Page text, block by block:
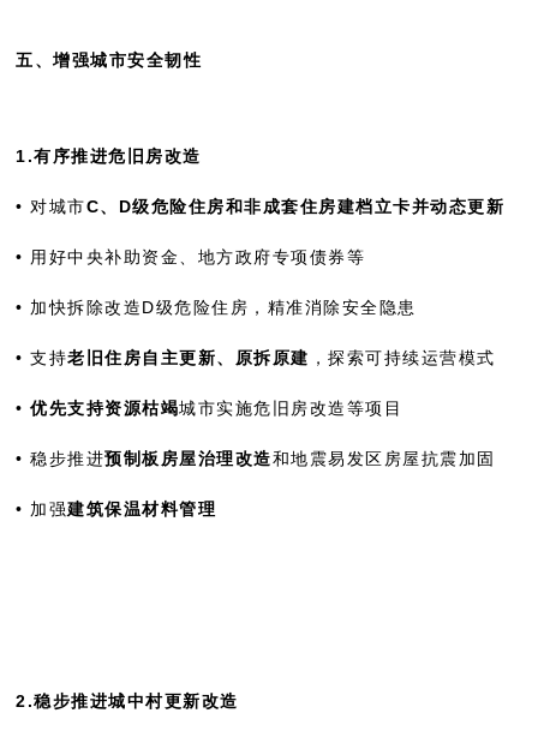
五、增强城市安全韧性
1.有序推进危旧房改造
• 对城市C、D级危险住房和非成套住房建档立卡并动态更新
• 用好中央补助资金、地方政府专项债券等
• 加快拆除改造D级危险住房，精准消除安全隐患
• 支持老旧住房自主更新、原拆原建 ，探索可持续运营模式
•优先支持资源枯竭城市实施危旧房改造等项目
• 稳步推进预制板房屋治理改造和地震易发区房屋抗震加固
• 加强建筑保温材料管理
2.稳步推进城中村更新改造